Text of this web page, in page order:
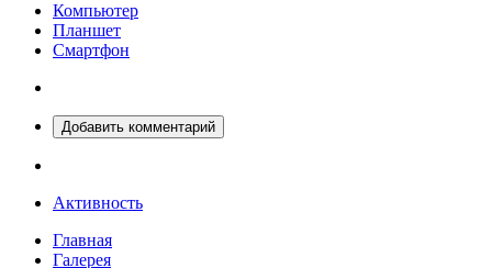
Компьютер
Планшет
Смартфон
Добавить комментарий
Активность
Главная
Галерея